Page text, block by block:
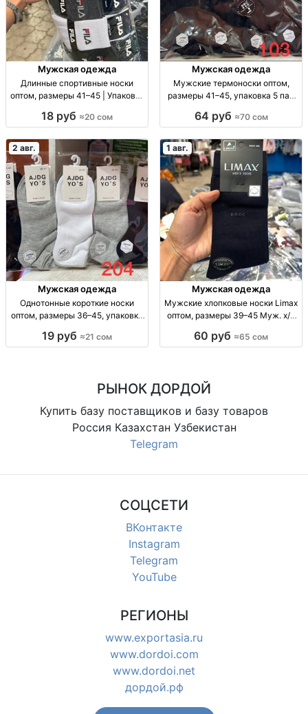
Мужская одежда
Длинные спортивные носки
оптом, размеры 41–45 | Упаковка
45, уп. 10 шт., 20 сом/уп.
18 руб ≈20 сом
Мужская одежда
Мужские термоноски оптом,
размеры 41–45, упаковка 5 пар
5 шт., опт.
64 руб ≈70 сом
2 авг.
Мужская одежда
Однотонные короткие носки
оптом, размеры 36–45, упаковка
носки оптом, р-р 36–41 и 41–45,
19 руб ≈21 сом
1 авг.
Мужская одежда
Мужские хлопковые носки Limax
оптом, размеры 39–45 Муж. х/б
пар, 65 сом.
60 руб ≈65 сом
РЫНОК ДОРДОЙ
Купить базу поставщиков и базу товаров
Россия Казахстан Узбекистан
Telegram
СОЦСЕТИ
ВКонтакте
Instagram
Telegram
YouTube
РЕГИОНЫ
www.exportasia.ru
www.dordoi.com
www.dordoi.net
дордой.рф